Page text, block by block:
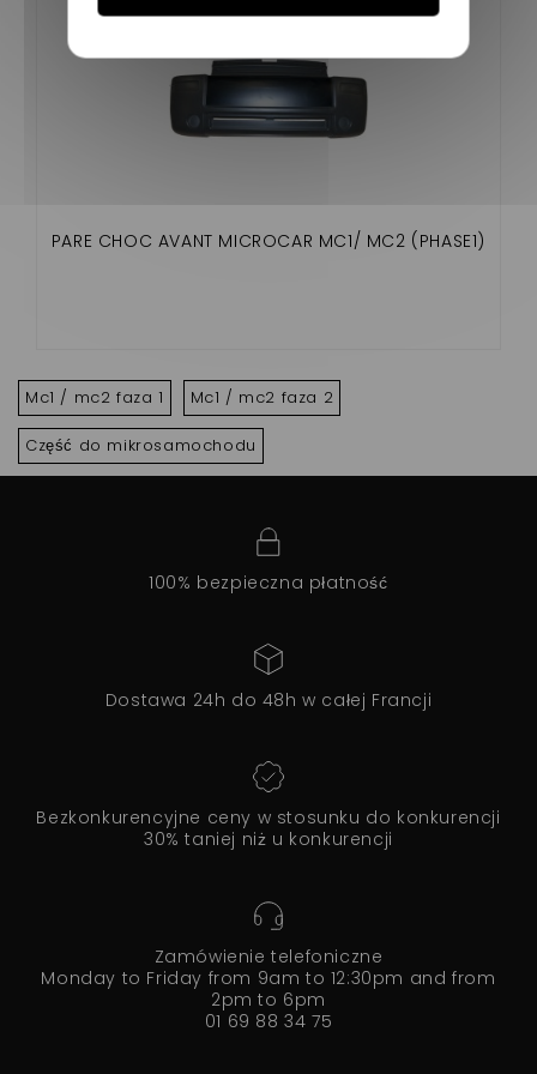
PARE CHOC AVANT MICROCAR MC1/ MC2 (PHASE1)
Mc1 / mc2 faza 1 Mc1 / mc2 faza 2
Część do mikrosamochodu
100% bezpieczna płatność
Dostawa 24h do 48h w całej Francji
Bezkonkurencyjne ceny w stosunku do konkurencji
30% taniej niż u konkurencji
Zamówienie telefoniczne
Monday to Friday from 9am to 12:30pm and from
2pm to 6pm
01 69 88 34 75